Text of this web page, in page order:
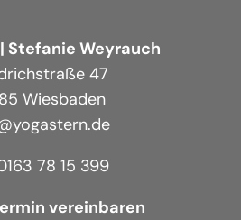
Stefanie Weyrauch
47
Wiesbaden
78 15 399
vereinbaren